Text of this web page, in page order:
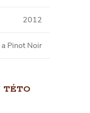
2012
Pinot Noir
TÉTO